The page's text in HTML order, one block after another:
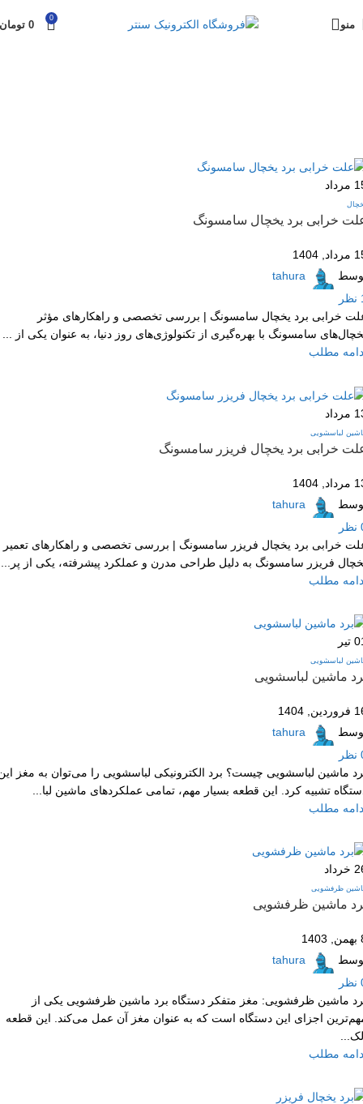
منو
0
0 تومان
مرداد
خرابی برد یخچال سامسونگ
1404
tahura
نظر
خرابی برد یخچال سامسونگ | بررسی تخصصی و راهکارهای مؤثر
سامسونگ با بهره‌گیری از تکنولوژی‌های روز دنیا، به عنوان یکی از ...
مطلب
مرداد
لباسشویی
خرابی برد یخچال فریزر سامسونگ
1404
tahura
نظر
خرابی برد یخچال فریزر سامسونگ | بررسی تخصصی و راهکارهای تعمیر
فریزر سامسونگ به دلیل طراحی مدرن و عملکرد پیشرفته، یکی از پر...
مطلب
تیر
لباسشویی
ماشین لباسشویی
1404
tahura
نظر
ماشین لباسشویی چیست؟ برد الکترونیکی لباسشویی را می‌توان به مغز
تشبیه کرد. این قطعه بسیار مهم، تمامی عملکردهای ماشین لبا...
مطلب
خرداد
ظرفشویی
ماشین ظرفشویی
tahura
نظر
ماشین ظرفشویی: مغز متفکر دستگاه برد ماشین ظرفشویی یکی از
اجزای این دستگاه است که به عنوان مغز آن عمل می‌کند. این قطعه
مطلب